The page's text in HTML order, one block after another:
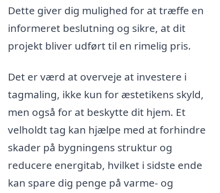
Dette giver dig mulighed for at træffe en
informeret beslutning og sikre, at dit
projekt bliver udført til en rimelig pris.
Det er værd at overveje at investere i
tagmaling, ikke kun for æstetikens skyld,
men også for at beskytte dit hjem. Et
velholdt tag kan hjælpe med at forhindre
skader på bygningens struktur og
reducere energitab, hvilket i sidste ende
kan spare dig penge på varme- og